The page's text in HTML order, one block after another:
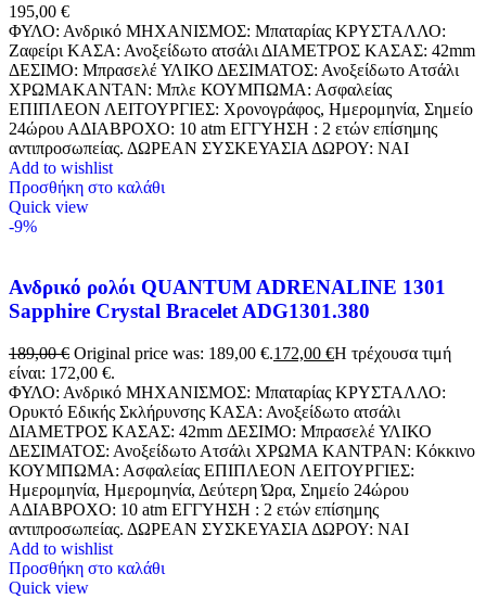
195,00 €
ΦΥΛΟ: Ανδρικό ΜΗΧΑΝΙΣΜΟΣ: Μπαταρίας ΚΡΥΣΤΑΛΛΟ:
Ζαφείρι ΚΑΣΑ: Ανοξείδωτο ατσάλι ΔΙΑΜΕΤΡΟΣ ΚΑΣΑΣ: 42mm
ΔΕΣΙΜΟ: Μπρασελέ ΥΛΙΚΟ ΔΕΣΙΜΑΤΟΣ: Ανοξείδωτο Ατσάλι
ΧΡΩΜΑΚΑΝΤΑΝ: Μπλε ΚΟΥΜΠΩΜΑ: Ασφαλείας
ΕΠΙΠΛΕΟΝ ΛΕΙΤΟΥΡΓΙΕΣ: Χρονογράφος, Ημερομηνία, Σημείο
24ώρου ΑΔΙΑΒΡΟΧΟ: 10 atm ΕΓΓΥΗΣΗ : 2 ετών επίσημης
αντιπροσωπείας. ΔΩΡΕΑΝ ΣΥΣΚΕΥΑΣΙΑ ΔΩΡΟΥ: NAI
Add to wishlist
Προσθήκη στο καλάθι
Quick view
-9%
Ανδρικό ρολόι QUANTUM ADRENALINE 1301
Sapphire Crystal Bracelet ADG1301.380
189,00€ Original price was: 189,00 €.172,00 €Η τρέχουσα τιμή
είναι: 172,00 €.
ΦΥΛΟ: Ανδρικό ΜΗΧΑΝΙΣΜΟΣ: Μπαταρίας ΚΡΥΣΤΑΛΛΟ:
Ορυκτό Εδικής Σκλήρυνσης ΚΑΣΑ: Ανοξείδωτο ατσάλι
ΔΙΑΜΕΤΡΟΣ ΚΑΣΑΣ: 42mm ΔΕΣΙΜΟ: Μπρασελέ ΥΛΙΚΟ
ΔΕΣΙΜΑΤΟΣ: Ανοξείδωτο Ατσάλι ΧΡΩΜΑ ΚΑΝΤΡΑΝ: Κόκκινο
ΚΟΥΜΠΩΜΑ: Ασφαλείας ΕΠΙΠΛΕΟΝ ΛΕΙΤΟΥΡΓΙΕΣ:
Ημερομηνία, Ημερομηνία, Δεύτερη Ώρα, Σημείο 24ώρου
ΑΔΙΑΒΡΟΧΟ: 10 atm ΕΓΓΥΗΣΗ : 2 ετών επίσημης
αντιπροσωπείας. ΔΩΡΕΑΝ ΣΥΣΚΕΥΑΣΙΑ ΔΩΡΟΥ: NAI
Add to wishlist
Προσθήκη στο καλάθι
Quick view